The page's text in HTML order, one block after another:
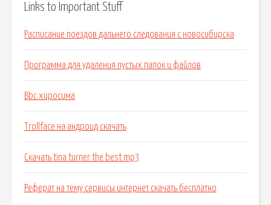
Links to Important Stuff
Расписание поездов дальнего следования с новосибирска
Программа для удаления пустых папок и файлов
Bbc хиросима
Trollface на андроид скачать
Скачать tina turner the best mp3
Реферат на тему сервисы интернет скачать бесплатно